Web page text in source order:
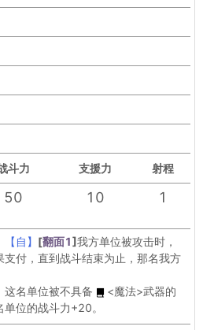
斗力 支援力 射程
50 10 1
【自】 [翻面1]我方单位被攻击时，
支付，直到战斗结束为止，那名我方
这名单位被不具备 <魔法>武器的
位的战斗力+20。